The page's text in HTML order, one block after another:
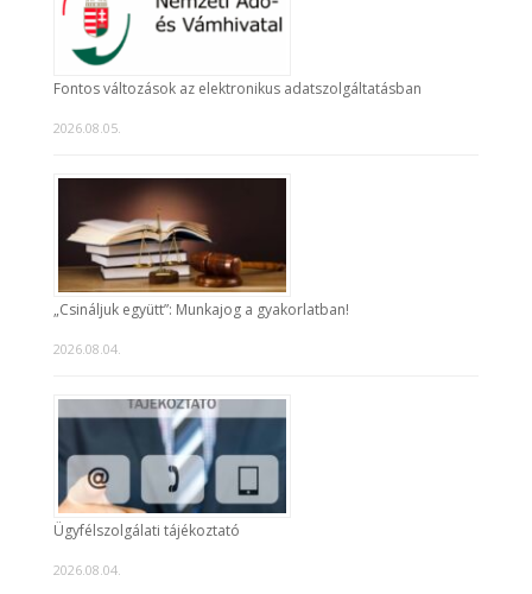
Fontos változások az elektronikus adatszolgáltatásban
2026.08.05.
„Csináljuk együtt”: Munkajog a gyakorlatban!
2026.08.04.
Ügyfélszolgálati tájékoztató
2026.08.04.